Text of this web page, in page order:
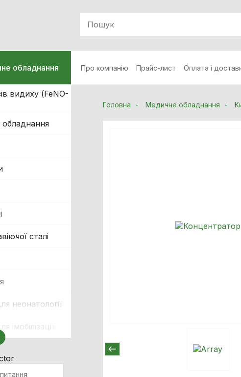
обладнання Про компанію Прайс-лист Оплата і
видиху (FeNO-
обладнання
сталі
неонатології
Головна Медичне обладнання